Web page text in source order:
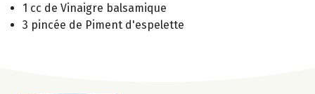
1 cc de Vinaigre balsamique
3 pincée de Piment d'espelette